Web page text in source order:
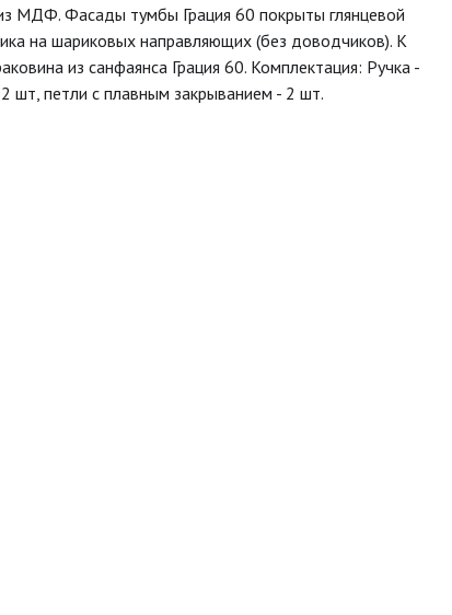
МДФ. Фасады тумбы Грация 60 покрыты глянцевой
на шариковых направляющих (без доводчиков). К
из санфаянса Грация 60. Комплектация: Ручка -
шт, петли с плавным закрыванием - 2 шт.